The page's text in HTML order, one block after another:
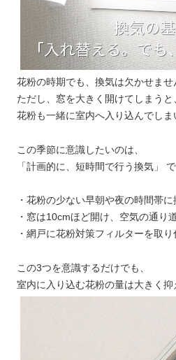
花粉の時期でも、換気は欠かせませ
ただし、窓を大きく開けてしまうと
花粉も一緒に室内へ入り込んでしま
この季節に意識したいのは、
「計画的に、短時間で行う換気」 で
・花粉の少ない早朝や夜の時間帯に
・窓は10cmほど開け、空気の通り
・網戸に花粉対策フィルターを取り
この3つを意識するだけでも、
室内に入り込む花粉の量は大きく抑